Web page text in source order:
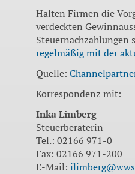
Halten Firmen die
verdeckten
Steuernachzahlungen
regelmäßig mit der
Quelle:
Korrespondenz mit:
Inka Limberg
Steuerberaterin
Tel.: 02166 971-0
Fax: 02166 971-200
E-Mail: